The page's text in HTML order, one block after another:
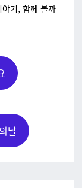
기, 함께 볼까
날